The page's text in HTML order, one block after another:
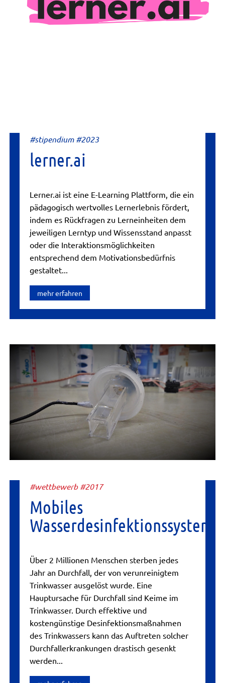
#stipendium #2023
lerner.ai
Lerner.ai ist eine E-Learning Plattform, die ein
pädagogisch wertvolles Lernerlebnis fördert,
indem es Rückfragen zu Lerneinheiten dem
jeweiligen Lerntyp und Wissensstand anpasst
oder die Interaktionsmöglichkeiten
entsprechend dem Motivationsbedürfnis
gestaltet...
mehr erfahren
#wettbewerb #2017
Mobiles
Wasserdesinfektionssystem
Über 2 Millionen Menschen sterben jedes
Jahr an Durchfall, der von verunreinigtem
Trinkwasser ausgelöst wurde. Eine
Hauptursache für Durchfall sind Keime im
Trinkwasser. Durch effektive und
kostengünstige Desinfektionsmaßnahmen
des Trinkwassers kann das Auftreten solcher
Durchfallerkrankungen drastisch gesenkt
werden...